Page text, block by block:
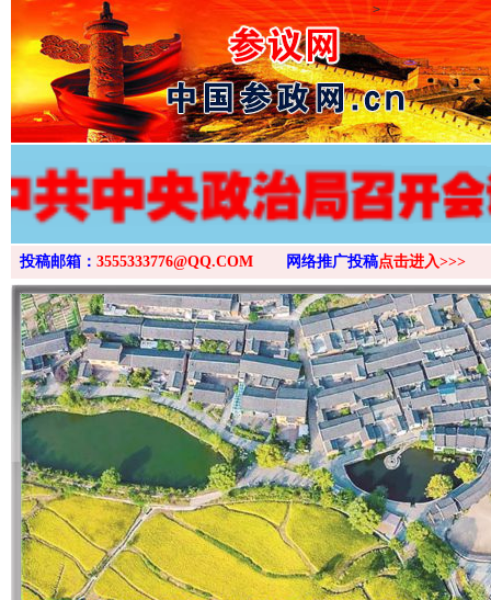
>
投稿邮箱： 3555333776@QQ.COM 网络推广投稿点击进入>>>